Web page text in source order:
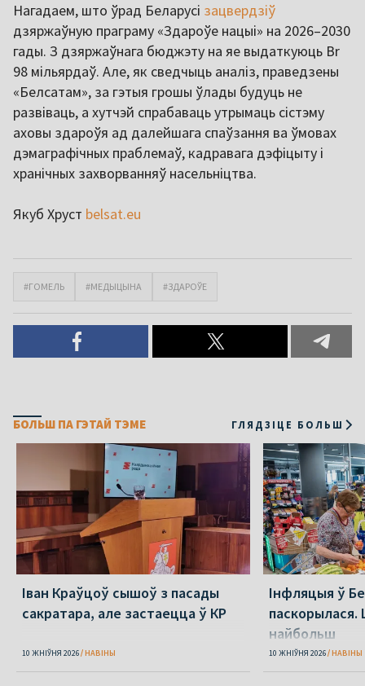
Нагадаем, што ўрад Беларусі зацвердзіў
дзяржаўную праграму «Здароўе нацыі» на 2026–2030
гады. З дзяржаўнага бюджэту на яе выдаткуюць Br
98 мільярдаў. Але, як сведчыць аналіз, праведзены
«Белсатам», за гэтыя грошы ўлады будуць не
развіваць, а хутчэй спрабаваць утрымаць сістэму
аховы здароўя ад далейшага спаўзання ва ўмовах
дэмаграфічных праблемаў, кадравага дэфіцыту і
хранічных захворванняў насельніцтва.
Якуб Хруст belsat.eu
#ГОМЕЛЬ #МЕДЫЦЫНА #ЗДАРОЎЕ
БОЛЬШ ПА ГЭТАЙ ТЭМЕ ГЛЯДЗІЦЕ БОЛЬШ
Іван Краўцоў сышоў з пасады
сакратара, але застаецца ў КР
10 ЖНІЎНЯ 2026 НАВІНЫ
Інфляцыя ў
найбольш
10 ЖНІЎНЯ 2026 НАВІНЫ